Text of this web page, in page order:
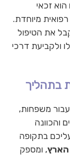
זכאי
מיוחדת.
את הטיפול
ולקביעת דרכי
בתהליך
עבור משפחות,
והכוונה
בתקופה
הארץ, ומספק